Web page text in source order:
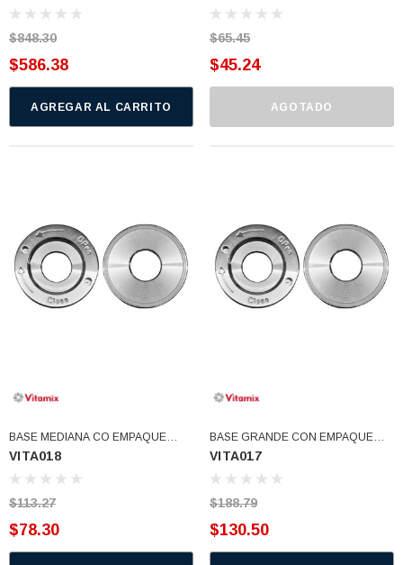
$46.62
$30.68
$848.30
$586.38
AGREGAR AL CARRITO
$65.45
$45.24
AGOTADO
BASE MEDIANA CO EMPAQUE
(VITA018)
VITA018
$113.27
$78.30
BASE GRANDE CON EMPAQUE
(VITA017)
VITA017
$188.79
$130.50